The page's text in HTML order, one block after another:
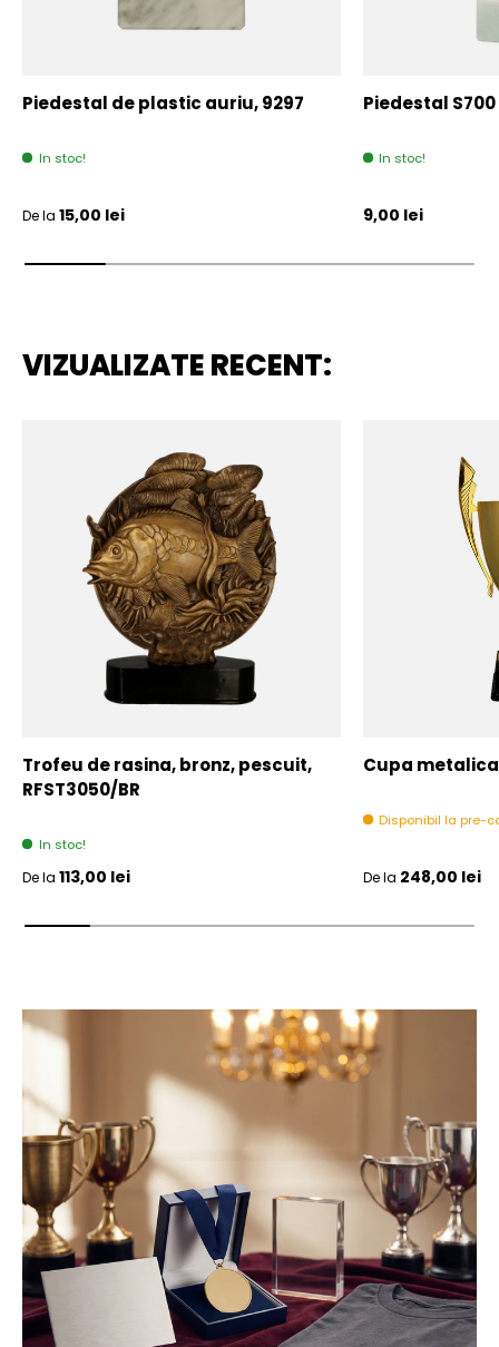
Piedestal de plastic auriu, 9297
In stoc!
Pret initial
De la 15,00 lei
Piedestal S700
In stoc!
Pret initial
9,00 lei
VIZUALIZATE RECENT:
Trofeu de rasina, bronz, pescuit,
RFST3050/BR
In stoc!
Pret initial
De la 113,00 lei
Cupa
Disponibil la pre-
Pret initial
De la 248,00 lei